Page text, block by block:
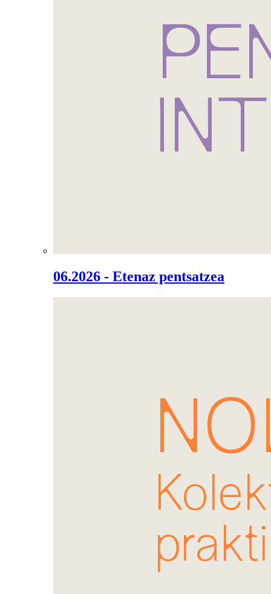
06.2026 - Etenaz pentsatzea